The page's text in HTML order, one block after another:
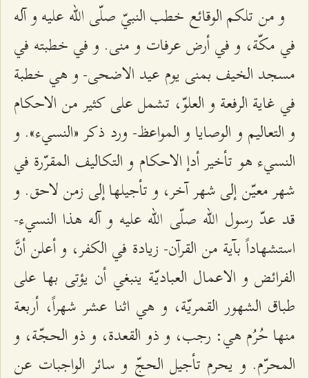
و من تلكم الوقائع خطب النبيّ صلّى الله عليه و آله
في مكّة، و في أرض عرفات و منى. و في خطبته في
مسجد الخيف بمنى يوم عيد الاضحى- و هي خطبة
في غاية الرفعة و العلوّ، تشمل على كثير من الاحكام
و التعاليم و الوصايا و المواعظ- ورد ذكر «النسي‌ء». و
النسي‌ء هو تأخير أدإ الاحكام و التكاليف المقرّرة في
شهر معيّن إلى شهر آخر، و تأجيلها إلى زمن لاحق. و
قد عدّ رسول الله صلّى الله عليه و آله هذا النسي‌ء-
استشهاداً بآية من القرآن- زيادة في الكفر، و أعلن أنَّ
الفرائض و الاعمال العباديّة ينبغي أن يؤتى بها على
طباق الشهور القمريّة، و هي اثنا عشر شهراً، أربعة
منها حُرُم هي: رجب، و ذو القعدة، و ذو الحجّة، و
المحرّم. و يحرم تأجيل الحجّ و سائر الواجبات عن